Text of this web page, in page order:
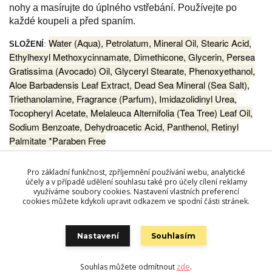
nohy a masírujte do úplného vstřebání. Používejte po
každé koupeli a před spaním.
SLOŽENÍ: Water (Aqua), Petrolatum, Mineral Oil, Stearic Acid,
Ethylhexyl Methoxycinnamate, Dimethicone, Glycerin, Persea
Gratissima (Avocado) Oil, Glyceryl Stearate, Phenoxyethanol,
Aloe Barbadensis Leaf Extract, Dead Sea Mineral (Sea Salt),
Triethanolamine, Fragrance (Parfum), Imidazolidinyl Urea,
Tocopheryl Acetate, Melaleuca Alternifolia (Tea Tree) Leaf Oil,
Sodium Benzoate, Dehydroacetic Acid, Panthenol, Retinyl
Palmitate *Paraben Free
Zboží zařazeno v kategoriích
Kosmetika MON PLATIN DSM
Vytvořeno na Eshop-rychle.cz
Pro základní funkčnost, zpříjemnění používání webu, analytické
účely a v případě udělení souhlasu také pro účely cílení reklamy
využíváme soubory cookies. Nastavení vlastních preferencí
cookies můžete kdykoli upravit odkazem ve spodní části stránek.
Nastavení Souhlasím
Souhlas můžete odmítnout zde.